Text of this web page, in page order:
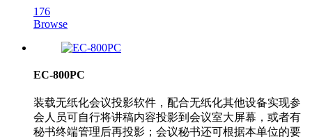
176
Browse
EC-800PC
装载无纸化会议投影软件，配合无纸化其他设备实现参
会人员可自行将讲稿内容投影到会议室大屏幕，或者有
秘书终端管理后再投影；会议秘书还可根据本单位的要